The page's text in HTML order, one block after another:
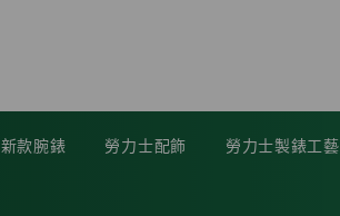
款腕錶 勞力士配飾 勞力士製錶工藝